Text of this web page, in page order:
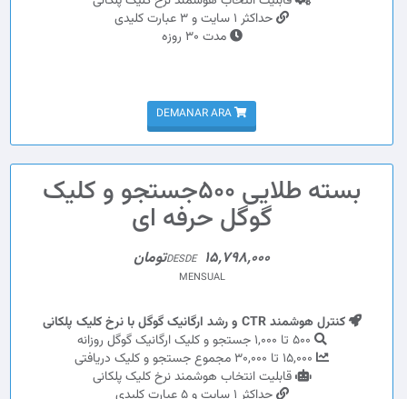
حداکثر 1 سایت و 3 عبارت کلیدی
مدت 30 روزه
DEMANAR ARA
بسته طلایی 500جستجو و کلیک
گوگل حرفه ای
DESDE 15,798,000تومان
MENSUAL
کنترل هوشمند CTR و رشد ارگانیک گوگل با نرخ کلیک پلکانی
قابلیت انتخاب هوشمند نرخ کلیک پلکانی